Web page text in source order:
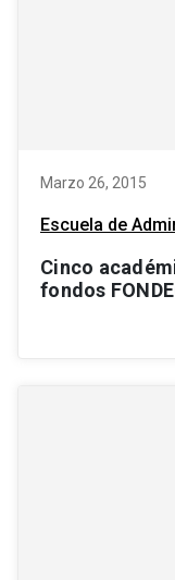
Marzo 26, 2015
Escuela de
Cinco
fondos